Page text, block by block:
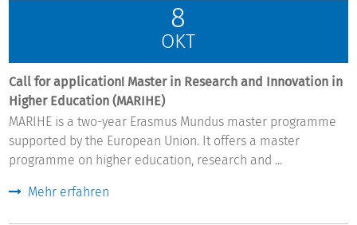
8
OKT
Call for application! Master in Research and Innovation in
Higher Education (MARIHE)
MARIHE is a two-year Erasmus Mundus master programme
supported by the European Union. It offers a master
programme on higher education, research and ...
Mehr erfahren